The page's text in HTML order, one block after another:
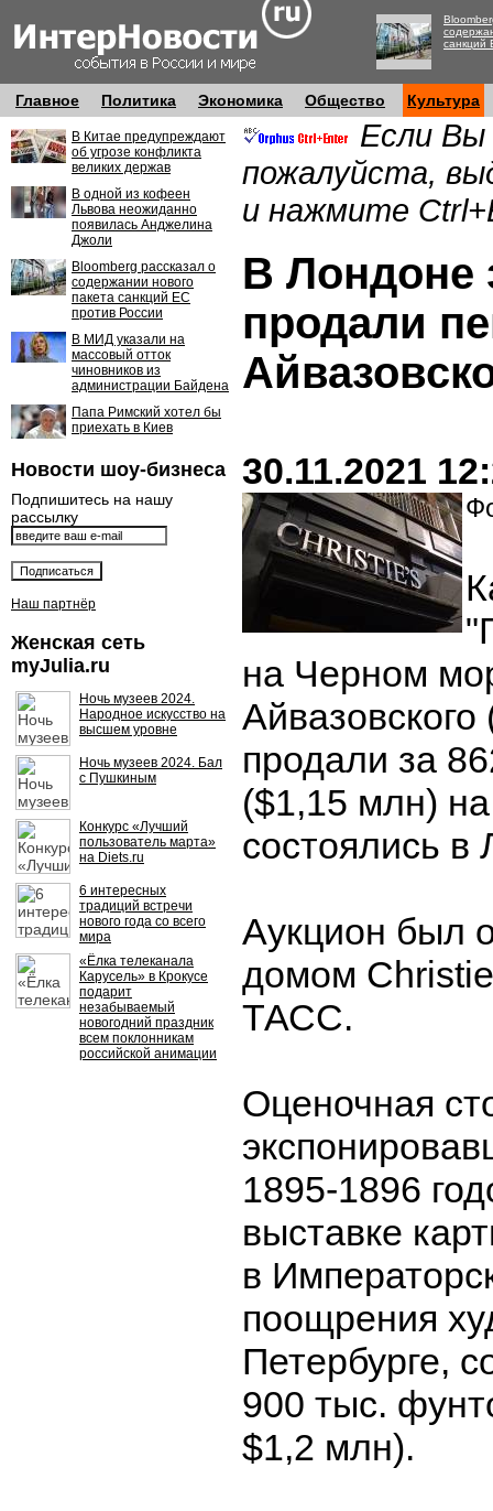
санкций
Главное Политика Экономика Общество Культура
В Китае предупреждают
об угрозе конфликта
великих держав
В одной из кофеен
Львова неожиданно
появилась Анджелина
Джоли
Bloomberg рассказал о
содержании нового
пакета санкций ЕС
против России
В МИД указали на
массовый отток
чиновников из
администрации Байдена
Папа Римский хотел бы
приехать в Киев
Новости шоу-бизнеса
Подпишитесь на нашу
рассылку
Наш партнёр
Женская сеть
myJulia.ru
Ночь музеев 2024.
Народное искусство на
высшем уровне
Ночь музеев 2024. Бал
с Пушкиным
Конкурс «Лучший
пользователь марта»
на Diets.ru
6 интересных
традиций встречи
нового года со всего
мира
«Ёлка телеканала
Карусель» в Крокусе
подарит
незабываемый
новогодний праздник
всем поклонникам
российской анимации
Если Вы
пожалуйста,
и нажмите
В Лондоне
продали
30.11.2021
на Черном
продали за
($1,15 млн)
состоялись в
Аукцион был
домом
ТАСС.
Оценочная
1895-1896
выставке
в
поощрения
Петербурге,
900 тыс.
$1,2 млн).